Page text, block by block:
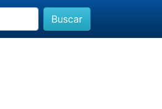
Buscar